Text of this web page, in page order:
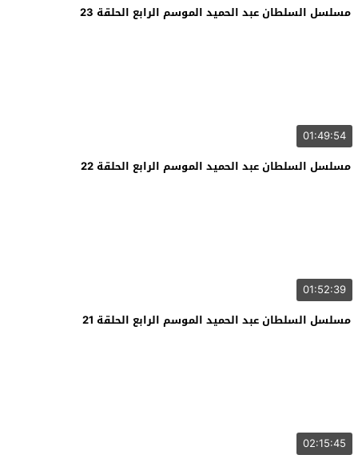
مسلسل السلطان عبد الحميد الموسم الرابع الحلقة 23
01:49:54
مسلسل السلطان عبد الحميد الموسم الرابع الحلقة 22
01:52:39
مسلسل السلطان عبد الحميد الموسم الرابع الحلقة 21
02:15:45